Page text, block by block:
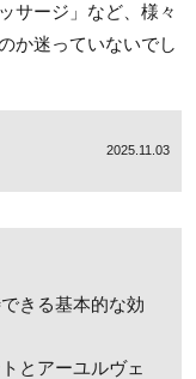
サージ」など、様々
か迷っていないでし
2025.11.03
きる基本的な効
とアーユルヴェ